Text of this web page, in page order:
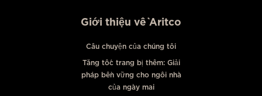
Giới thiệu về Aritco
Câu chuyện của chúng tôi
Tăng tốc trang bị thêm: Giải
pháp bền vững cho ngôi nhà
của ngày mai